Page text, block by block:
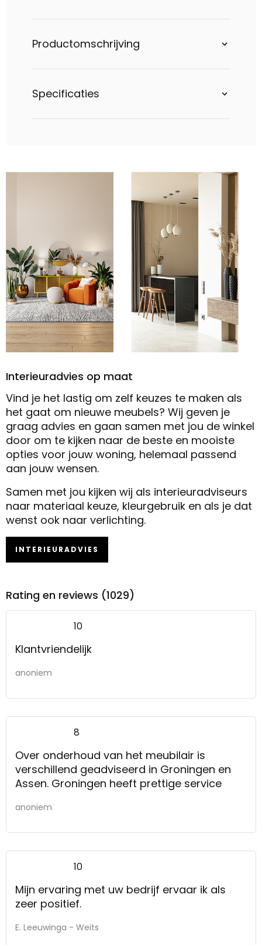
Productomschrijving
Specificaties
Interieuradvies op maat
Vind je het lastig om zelf keuzes te maken als
het gaat om nieuwe meubels? Wij geven je
graag advies en gaan samen met jou de winkel
door om te kijken naar de beste en mooiste
opties voor jouw woning, helemaal passend
aan jouw wensen.
Samen met jou kijken wij als interieuradviseurs
naar materiaal keuze, kleurgebruik en als je dat
wenst ook naar verlichting.
INTERIEURADVIES
Rating en reviews (1029)
10
Klantvriendelijk
anoniem
8
Over onderhoud van het meubilair is
verschillend geadviseerd in Groningen en
Assen. Groningen heeft prettige service
anoniem
10
Mijn ervaring met uw bedrijf ervaar ik als
zeer positief.
E. Leeuwinga - Weits